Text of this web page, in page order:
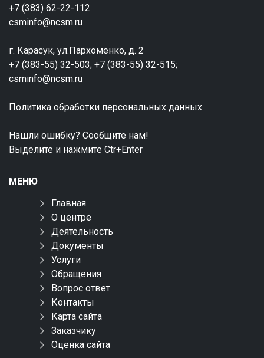
+7 (383) 62-22-112
csminfo@ncsm.ru
г. Карасук, ул.Пархоменко, д. 2
+7 (383-55) 32-503; +7 (383-55) 32-515;
csminfo@ncsm.ru
Политика обработки персональных данных
Нашли ошибку? Сообщите нам!
Выделите и нажмите Ctr+Enter
МЕНЮ
Главная
О центре
Деятельность
Документы
Услуги
Обращения
Вопрос ответ
Контакты
Карта сайта
Заказчику
Оценка сайта